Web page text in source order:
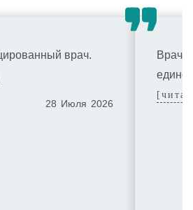
врач.
28 Июля 2026
Врач